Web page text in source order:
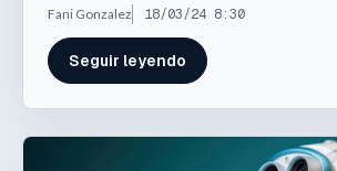
Fani Gonzalez 18/03/24 8:30
Seguir leyendo